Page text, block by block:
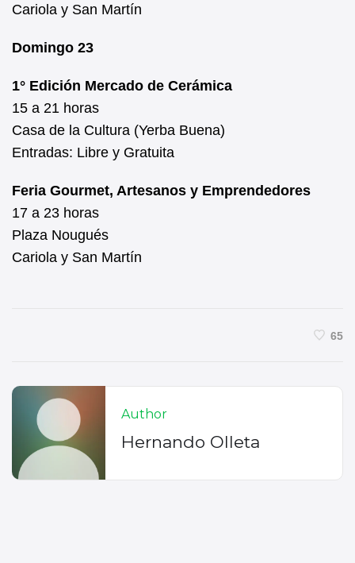
Cariola y San Martín
Domingo 23
1° Edición Mercado de Cerámica
15 a 21 horas
Casa de la Cultura (Yerba Buena)
Entradas: Libre y Gratuita
Feria Gourmet, Artesanos y Emprendedores
17 a 23 horas
Plaza Nougués
Cariola y San Martín
65
Author
Hernando Olleta